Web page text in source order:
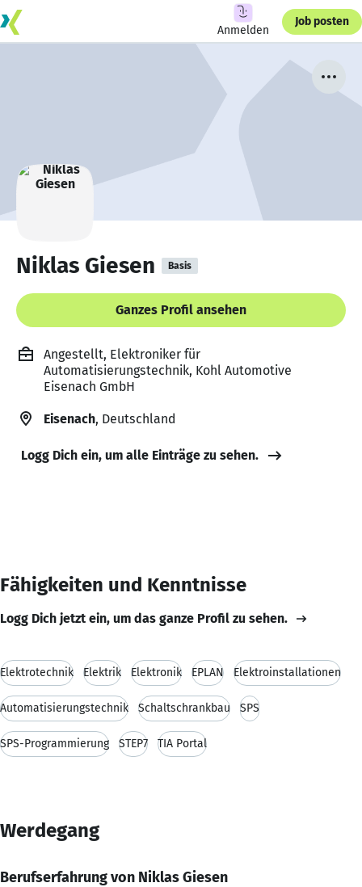
Anmelden
Job posten
Niklas Giesen Basis
Ganzes Profil ansehen
Angestellt, Elektroniker für
Automatisierungstechnik, Kohl Automotive
Eisenach GmbH
Eisenach, Deutschland
Logg Dich ein, um alle Einträge zu sehen.
Fähigkeiten und Kenntnisse
Logg Dich jetzt ein, um das ganze Profil zu sehen.
Elektrotechnik Elektrik Elektronik EPLAN Elektroinstallationen
Automatisierungstechnik Schaltschrankbau SPS
SPS-Programmierung STEP7 TIA Portal
Werdegang
Berufserfahrung von Niklas Giesen